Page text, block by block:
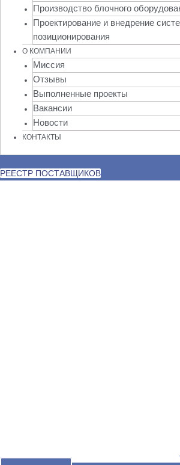
Производство блочного
Проектирование и внедрение
позиционирования
О КОМПАНИИ
Миссия
Отзывы
Выполненные проекты
Вакансии
Новости
КОНТАКТЫ
РЕЕСТР ПОСТАВЩИКОВ